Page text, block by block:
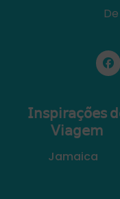
𝖨𝗇𝗌𝗉𝗂𝗋𝖺𝖼̧𝗈̃𝖾𝗌
𝖵𝗂𝖺𝗀𝖾𝗆
Jamaica